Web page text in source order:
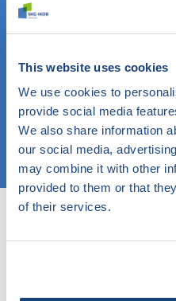
This website uses cookies
We use cookies to
provide social media
We also share information
our social media,
may combine it with other
provided to them or that
of their services.
Weet u wat u zoekt? Gebruik
Kies een onderwerp
Bent u oriënterend? Gebruik